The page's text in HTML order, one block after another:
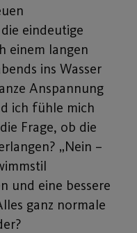
eindeutige
einem langen
ins Wasser
Anspannung
ich fühle mich
Frage, ob die
„Nein –
und eine bessere
ganz normale